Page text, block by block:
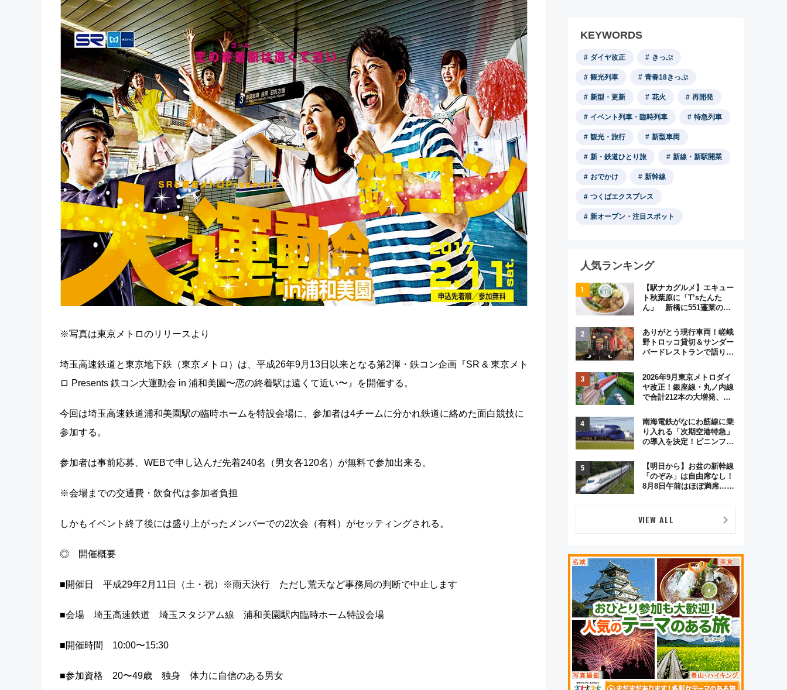
※写真は東京メトロのリリースより
埼玉高速鉄道と東京地下鉄（東京メトロ）は、平成26年9月13日以来となる第2弾・鉄コン企画『SR & 東京メト
ロ Presents 鉄コン大運動会 in 浦和美園〜恋の終着駅は遠くて近い〜』を開催する。
今回は埼玉高速鉄道浦和美園駅の臨時ホームを特設会場に、参加者は4チームに分かれ鉄道に絡めた面白競技に
参加する。
参加者は事前応募、WEBで申し込んだ先着240名（男女各120名）が無料で参加出来る。
※会場までの交通費・飲食代は参加者負担
しかもイベント終了後には盛り上がったメンバーでの2次会（有料）がセッティングされる。
◎ 開催概要
■開催日 平成29年2月11日（土・祝）※雨天決行 ただし荒天など事務局の判断で中止します
■会場 埼玉高速鉄道 埼玉スタジアム線 浦和美園駅内臨時ホーム特設会場
■開催時間 10:00〜15:30
■参加資格 20〜49歳 独身 体力に自信のある男女
KEYWORDS
ダイヤ改正 きっぷ
観光列車 青春18きっぷ
新型・更新 花火 再開発
イベント列車・臨時列車 特急列車
観光・旅行 新型車両
新・鉄道ひとり旅 新線・新駅開業
おでかけ 新幹線
つくばエクスプレス
新オープン・注目スポット
人気ランキング
【駅ナカグルメ】エキュー
ト秋葉原に「T’sたんた
ん」 新橋に551蓬莱の
オムライス専門店「肉とた
まご」新グルメ続々登場！
【2026年8月】
ありがとう現行車両！嵯峨
野トロッコ貸切＆サンダー
バードレストランで語り合
原トシヒロと行く！9月13
日「京都の鉄道満喫ツア
ー」開催
2026年9月東京メトロダイ
ヤ改正！銀座線・丸ノ内線
で合計212本の大増発、混
南海電鉄がなにわ筋線に乗
り入れる「次期空港特急」
の導入を決定！ピニンファ
デザイン
【明日から】お盆の新幹線
「のぞみ」は自由席なし！
8月8日午前はほぼ満席…で
「空席」探しのコツ
VIEW ALL